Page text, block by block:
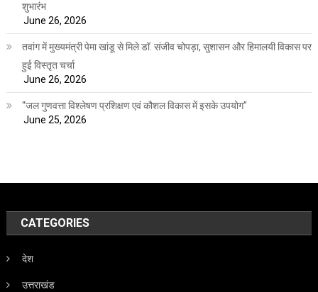
शुभारंभ
June 26, 2026
तवांग में मुख्यमंत्री पेमा खांडू से मिले डॉ. संजीव चोपड़ा, सुशासन और हिमालयी विकास पर
हुई विस्तृत चर्चा
June 26, 2026
“जल गुणवत्ता विश्लेषण प्रशिक्षण एवं कौशल विकास में इसके उपयोग”
June 25, 2026
CATEGORIES
देश
उत्तराखंड